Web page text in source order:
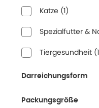
Katze (1)
Spezialfutter &
Tiergesundheit (1
Darreichungsform
Packungsgröße